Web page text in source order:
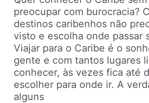
preocupar com burocracia?
destinos caribenhos não
visto e escolha onde passar
Viajar para o Caribe é o
gente e com tantos lugares
conhecer, às vezes fica até
escolher para onde ir. A
alguns